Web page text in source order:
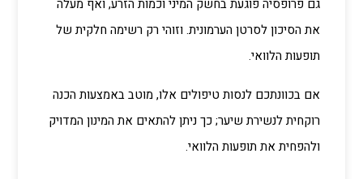
גם פרופסיה פוגעת בחשק המיני וכמות הזרע, ואף מעלה
את הסיכון לסרטן הערמונית. וזוהי רק רשימה חלקית של
תופעות הלוואי.
אם בכוונתכם לנסות טיפולים אלו, מוטב באמצעות הכנה
רוקחית לנשירת שיער; כך ניתן להתאים את המינון המדויק
ולהפחית את תופעות הלוואי.